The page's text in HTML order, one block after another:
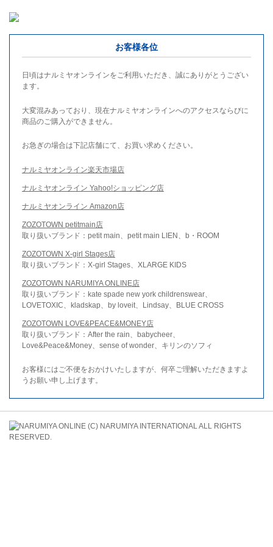
お客様各位
日頃はナルミヤオンラインをご利用いただき、誠にありがとうござい
ます。
大変混みあっており、現在ナルミヤオンラインへのアクセスならびに
商品のご購入ができません。
お急ぎの場合は下記店舗にて、お買い求めください。
ナルミヤオンライン楽天市場店
ナルミヤオンライン Yahoo!ショッピング店
ナルミヤオンライン Amazon店
ZOZOTOWN petitmain店
取り扱いブランド：petit main、petit main LIEN、b・ROOM
ZOZOTOWN X-girl Stages店
取り扱いブランド：X-girl Stages、XLARGE KIDS
ZOZOTOWN NARUMIYA ONLINE店
取り扱いブランド：kate spade new york childrenswear、
LOVETOXIC、kladskap、by loveit、Lindsay、BLUE CROSS
ZOZOTOWN LOVE&PEACE&MONEY店
取り扱いブランド：After the rain、babycheer、
Love&Peace&Money、sense of wonder、キリンのソフィ
お客様にはご不便をおかけいたしますが、何卒ご理解いただきますよ
うお願い申し上げます。